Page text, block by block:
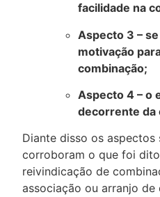
facilidade na
Aspecto 3 –
motivação
combinação;
Aspecto 4 – o
decorrente da
Diante disso os aspectos
corroboram o que foi
reivindicação de
associação ou arranjo